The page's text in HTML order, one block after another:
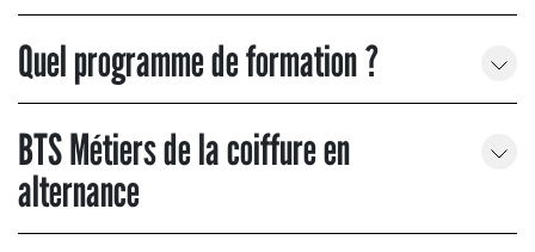
Quel programme de formation ?
BTS Métiers de la coiffure en
alternance